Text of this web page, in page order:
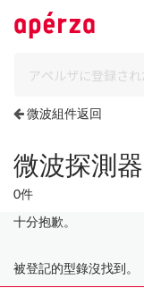
微波組件返回
微波探測器
0件
十分抱歉。
被登記的型錄沒找到。